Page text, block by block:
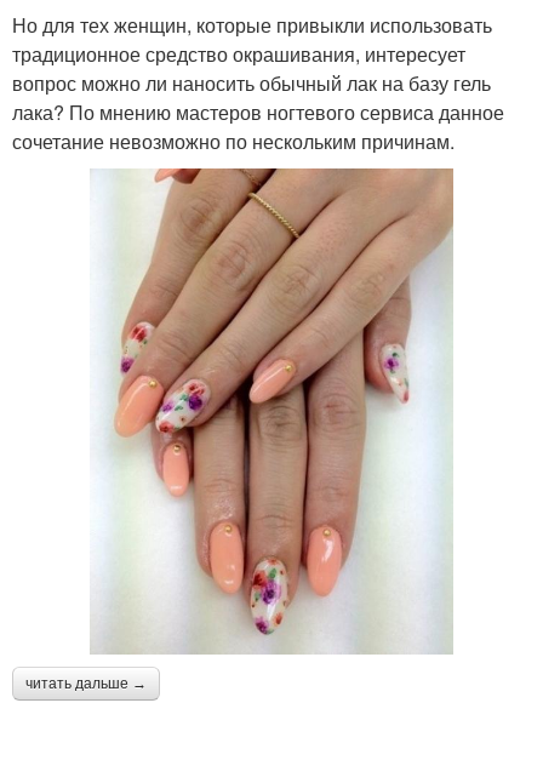
Но для тех женщин, которые привыкли использовать
традиционное средство окрашивания, интересует
вопрос можно ли наносить обычный лак на базу гель
лака? По мнению мастеров ногтевого сервиса данное
сочетание невозможно по нескольким причинам.
читать дальше →